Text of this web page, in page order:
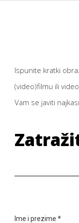
Ispunite kratki
(video)filmu ili
Vam se javiti
Ime i prezime *